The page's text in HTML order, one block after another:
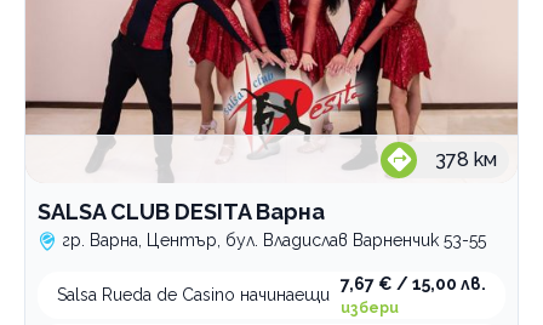
378 км
SALSA CLUB DESITA Варна
гр. Варна, Център, бул. Владислав Варненчик 53-55
Salsa Rueda de Casino начинаещи
7,67 € / 15,00 лв.
избери